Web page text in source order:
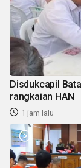
Disdukcapil
rangkaian HAN
1 jam lalu